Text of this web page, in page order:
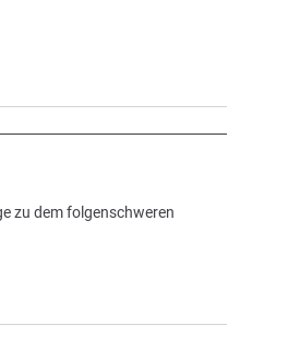
zu dem folgenschweren